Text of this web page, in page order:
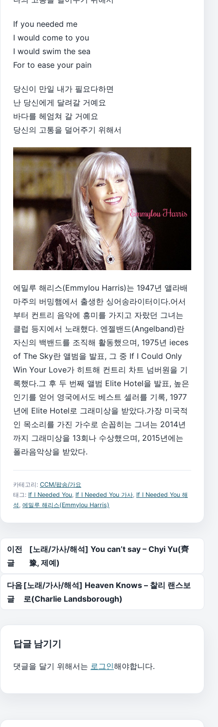
If you needed me
I would come to you
I would swim the sea
For to ease your pain
당신이 만일 내가 필요다하면
난 당신에게 달려갈 거예요
바다를 헤엄쳐 갈 거예요
당신의 고통을 덜어주기 위해서
에밀루 해리스(Emmylou Harris)는 1947년 앨라배
마주의 버밍햄에서 출생한 싱어송라이터이다.어서
부터 컨트리 음악에 흥미를 가지고 자랐던 그녀는
클럽 등지에서 노래했다. 엔젤밴드(Angelband)란
자신의 백밴드를 조직해 활동했으며, 1975년 ieces
of The Sky란 앨범을 발표, 그 중 If I Could Only
Win Your Love가 히트해 컨트리 차트 넘버원을 기
록했다.그 후 두 번째 앨범 Elite Hotel을 발표, 높은
인기를 얻어 영국에서도 베스트 셀러를 기록, 1977
년에 Elite Hotel로 그래미상을 받았다.가장 미국적
인 목소리를 가진 가수로 손꼽히는 그녀는 2014년
까지 그래미상을 13회나 수상했으며, 2015년에는
폴라음악상을 받았다.
카테고리: CCM/팝송/가요
태그: If I Needed You, If I Needed You 가사, If I Needed You 해
석, 에밀루 해리스(Emmylou Harris)
글 탐색
이전
글
[노래/가사/해석] You can’t say – Chyi Yu(齊
豫, 제예)
다음
글
[노래/가사/해석] Heaven Knows – 찰리 랜스보
로(Charlie Landsborough)
답글 남기기
댓글을 달기 위해서는 로그인해야합니다.